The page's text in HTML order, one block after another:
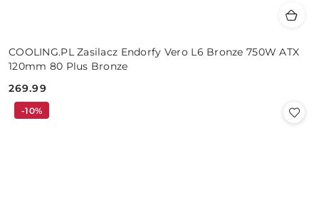
COOLING.PL Zasilacz Endorfy Vero L6 Bronze 750W ATX
120mm 80 Plus Bronze
Cena:
269.99
-10%